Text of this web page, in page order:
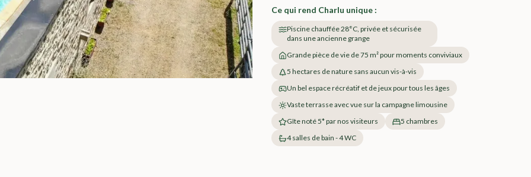
tous les temps. Grande table de 12 couverts pour les repas en extérieur. Vue panoramique sur la vallée
Ce qui rend Charlu unique :
Piscine chauffée 28°C, privée et sécurisée
dans une ancienne grange
Grande pièce de vie de 75 m² pour moments conviviaux
5 hectares de nature sans aucun vis-à-vis
Un bel espace récréatif et de jeux pour tous les âges
Vaste terrasse avec vue sur la campagne limousine
Gîte noté 5* par nos visiteurs
5 chambres
4 salles de bain - 4 WC